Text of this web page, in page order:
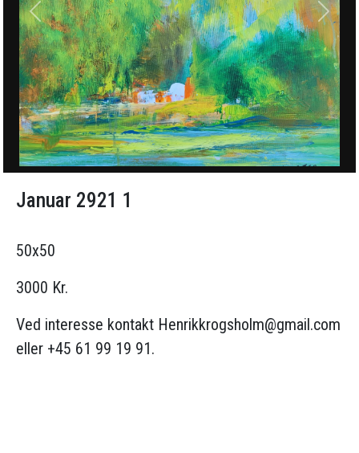
Previous Next
Januar 2921 1
50x50
3000 Kr.
Ved interesse kontakt Henrikkrogsholm@gmail.com
eller +45 61 99 19 91.